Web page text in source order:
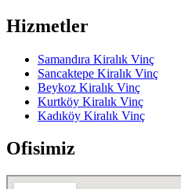
Hizmetler
Samandıra Kiralık Vinç
Sancaktepe Kiralık Vinç
Beykoz Kiralık Vinç
Kurtköy Kiralık Vinç
Kadıköy Kiralık Vinç
Ofisimiz